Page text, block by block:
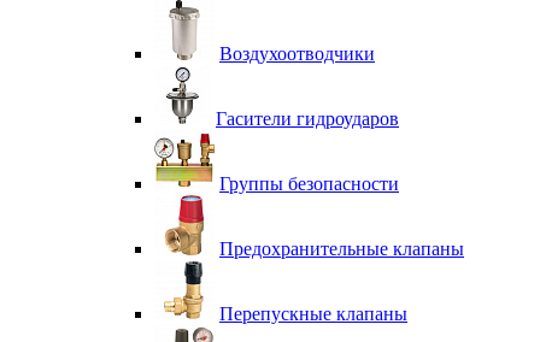
Воздухоотводчики
Гасители гидроударов
Группы безопасности
Предохранительные клапаны
Перепускные клапаны